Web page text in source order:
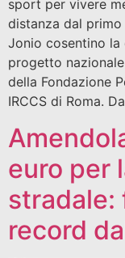
sport per vivere
distanza dal primo
Jonio cosentino la
progetto
della Fondazione
IRCCS di Roma.
euro per
stradale:
record